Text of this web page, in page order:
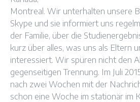
Montreal. Wir unterhalten unsere
Skype und sie informiert uns
der Familie, über die
kurz über alles, was uns als Eltern
interessiert. Wir spüren nicht den
gegenseitigen Trennung. Im Juli
nach zwei Wochen mit der
schon eine Woche im stationär im